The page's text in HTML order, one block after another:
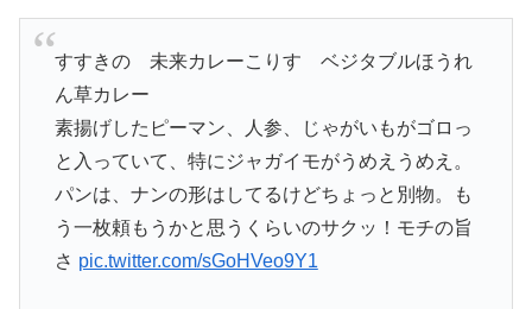
すすきの 未来カレーこりす ベジタブルほうれ
ん草カレー
素揚げしたピーマン、人参、じゃがいもがゴロっ
と入っていて、特にジャガイモがうめえうめえ。
パンは、ナンの形はしてるけどちょっと別物。も
う一枚頼もうかと思うくらいのサクッ！モチの旨
さ pic.twitter.com/sGoHVeo9Y1